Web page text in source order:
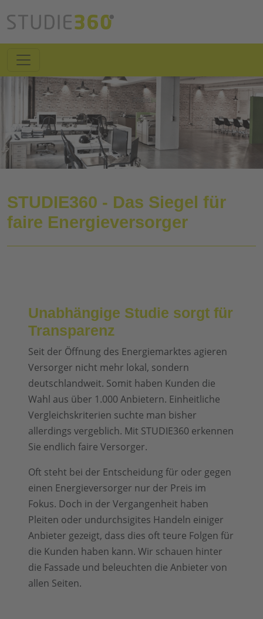
STUDIE360 - Das Siegel für
faire Energieversorger
Unabhängige Studie sorgt für
Transparenz
Seit der Öffnung des Energiemarktes agieren
Versorger nicht mehr lokal, sondern
deutschlandweit. Somit haben Kunden die
Wahl aus über 1.000 Anbietern. Einheitliche
Vergleichskriterien suchte man bisher
allerdings vergeblich. Mit STUDIE360 erkennen
Sie endlich faire Versorger.
Oft steht bei der Entscheidung für oder gegen
einen Energieversorger nur der Preis im
Fokus. Doch in der Vergangenheit haben
Pleiten oder undurchsigites Handeln einiger
Anbieter gezeigt, dass dies oft teure Folgen für
die Kunden haben kann. Wir schauen hinter
die Fassade und beleuchten die Anbieter von
allen Seiten.